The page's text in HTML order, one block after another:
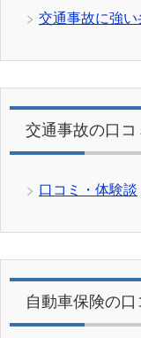
交通事故に強い
交通事故の口コ
口コミ・体験談
自動車保険の